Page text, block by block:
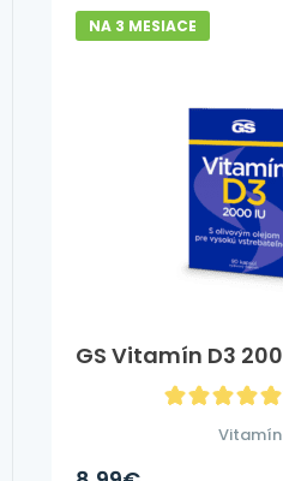
GS Vitamín D3
NA 3 MESIACE
Vitamín